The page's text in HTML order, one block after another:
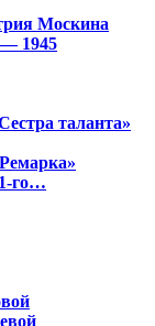
Москина
— 1945
таланта»
го…